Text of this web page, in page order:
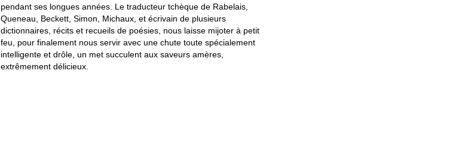
pendant ses longues années. Le traducteur tchèque de Rabelais,
Queneau, Beckett, Simon, Michaux, et écrivain de plusieurs
dictionnaires, récits et recueils de poésies, nous laisse mijoter à petit
feu, pour finalement nous servir avec une chute toute spécialement
intelligente et drôle, un met succulent aux saveurs amères,
extrêmement délicieux.